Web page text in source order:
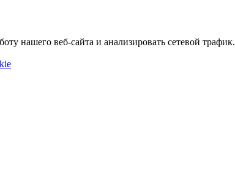
нашего веб-сайта и анализировать сетевой трафик.